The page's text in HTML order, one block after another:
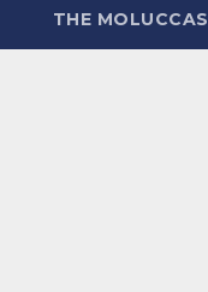
THE MOLUCCAS